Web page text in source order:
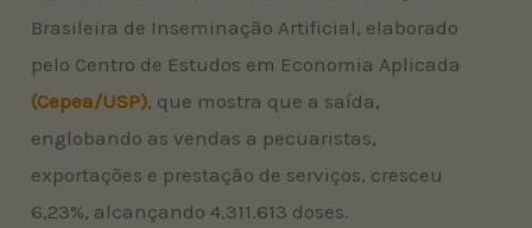
Brasileira de Inseminação Artificial, elaborado
pelo Centro de Estudos em Economia Aplicada
(Cepea/USP), que mostra que a saída,
englobando as vendas a pecuaristas,
exportações e prestação de serviços, cresceu
6,23%, alcançando 4.311.613 doses.